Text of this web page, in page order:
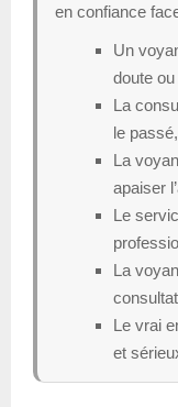
en confiance
Un
doute
La
le
La
apaiser
Le
La
Le vrai
et